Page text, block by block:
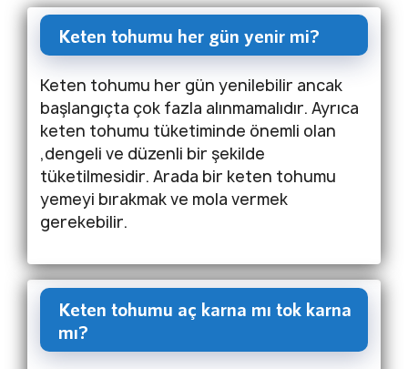
Keten tohumu her gün yenir mi?
Keten tohumu her gün yenilebilir ancak
başlangıçta çok fazla alınmamalıdır. Ayrıca
keten tohumu tüketiminde önemli olan
,dengeli ve düzenli bir şekilde
tüketilmesidir. Arada bir keten tohumu
yemeyi bırakmak ve mola vermek
gerekebilir.
Keten tohumu aç karna mı tok karna
mı?